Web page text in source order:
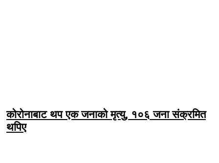
कोरोनाबाट थप एक जनाको मृत्यु, १०६ जना संक्रमित
थपिए